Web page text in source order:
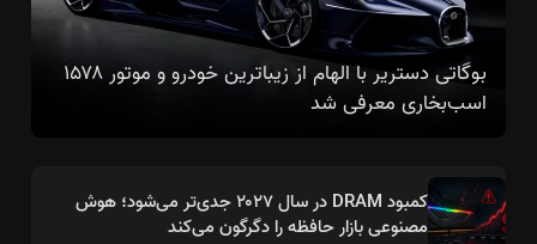
بوگاتی دستریر با الهام از زیباترین خودرو و موتور ۱۵۷۸
اسب‌بخاری معرفی شد
کمبود DRAM در سال ۲۰۲۷ جدی‌تر می‌شود؛ هوش
مصنوعی بازار حافظه را دگرگون می‌کند